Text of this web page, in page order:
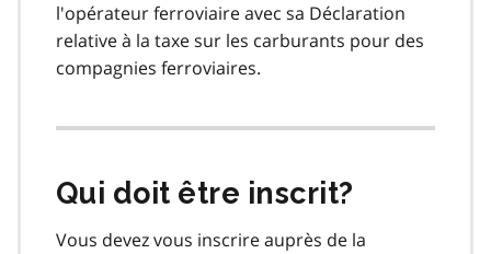
l'opérateur ferroviaire avec sa Déclaration
relative à la taxe sur les carburants pour des
compagnies ferroviaires.
Qui doit être inscrit?
Vous devez vous inscrire auprès de la